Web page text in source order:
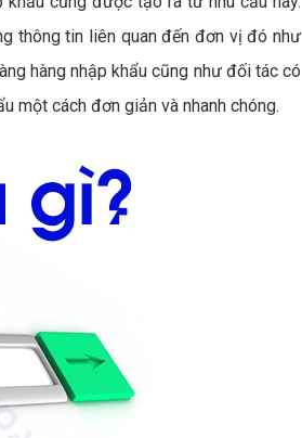
thông tin liên quan đến đơn vị đó như
hàng nhập khẩu cũng như đối tác có
một cách đơn giản và nhanh chóng.